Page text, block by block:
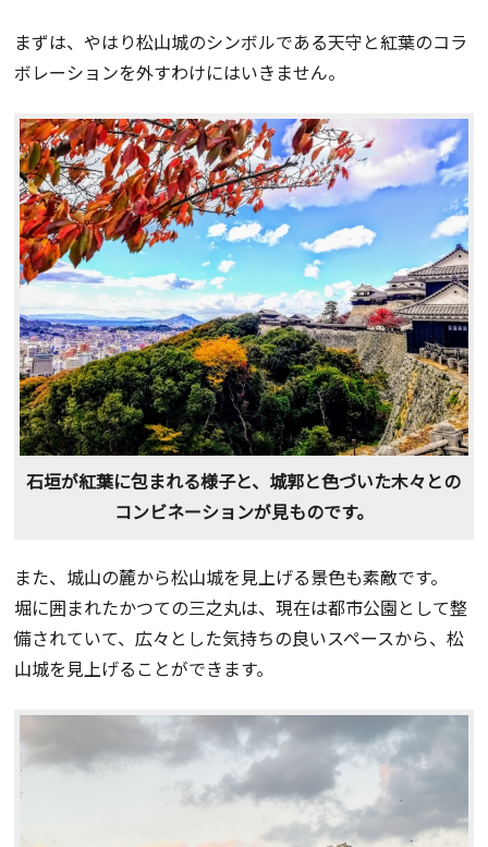
まずは、やはり松山城のシンボルである天守と紅葉のコラ
ボレーションを外すわけにはいきません。
石垣が紅葉に包まれる様子と、城郭と色づいた木々との
コンビネーションが見ものです。
また、城山の麓から松山城を見上げる景色も素敵です。
堀に囲まれたかつての三之丸は、現在は都市公園として整
備されていて、広々とした気持ちの良いスペースから、松
山城を見上げることができます。